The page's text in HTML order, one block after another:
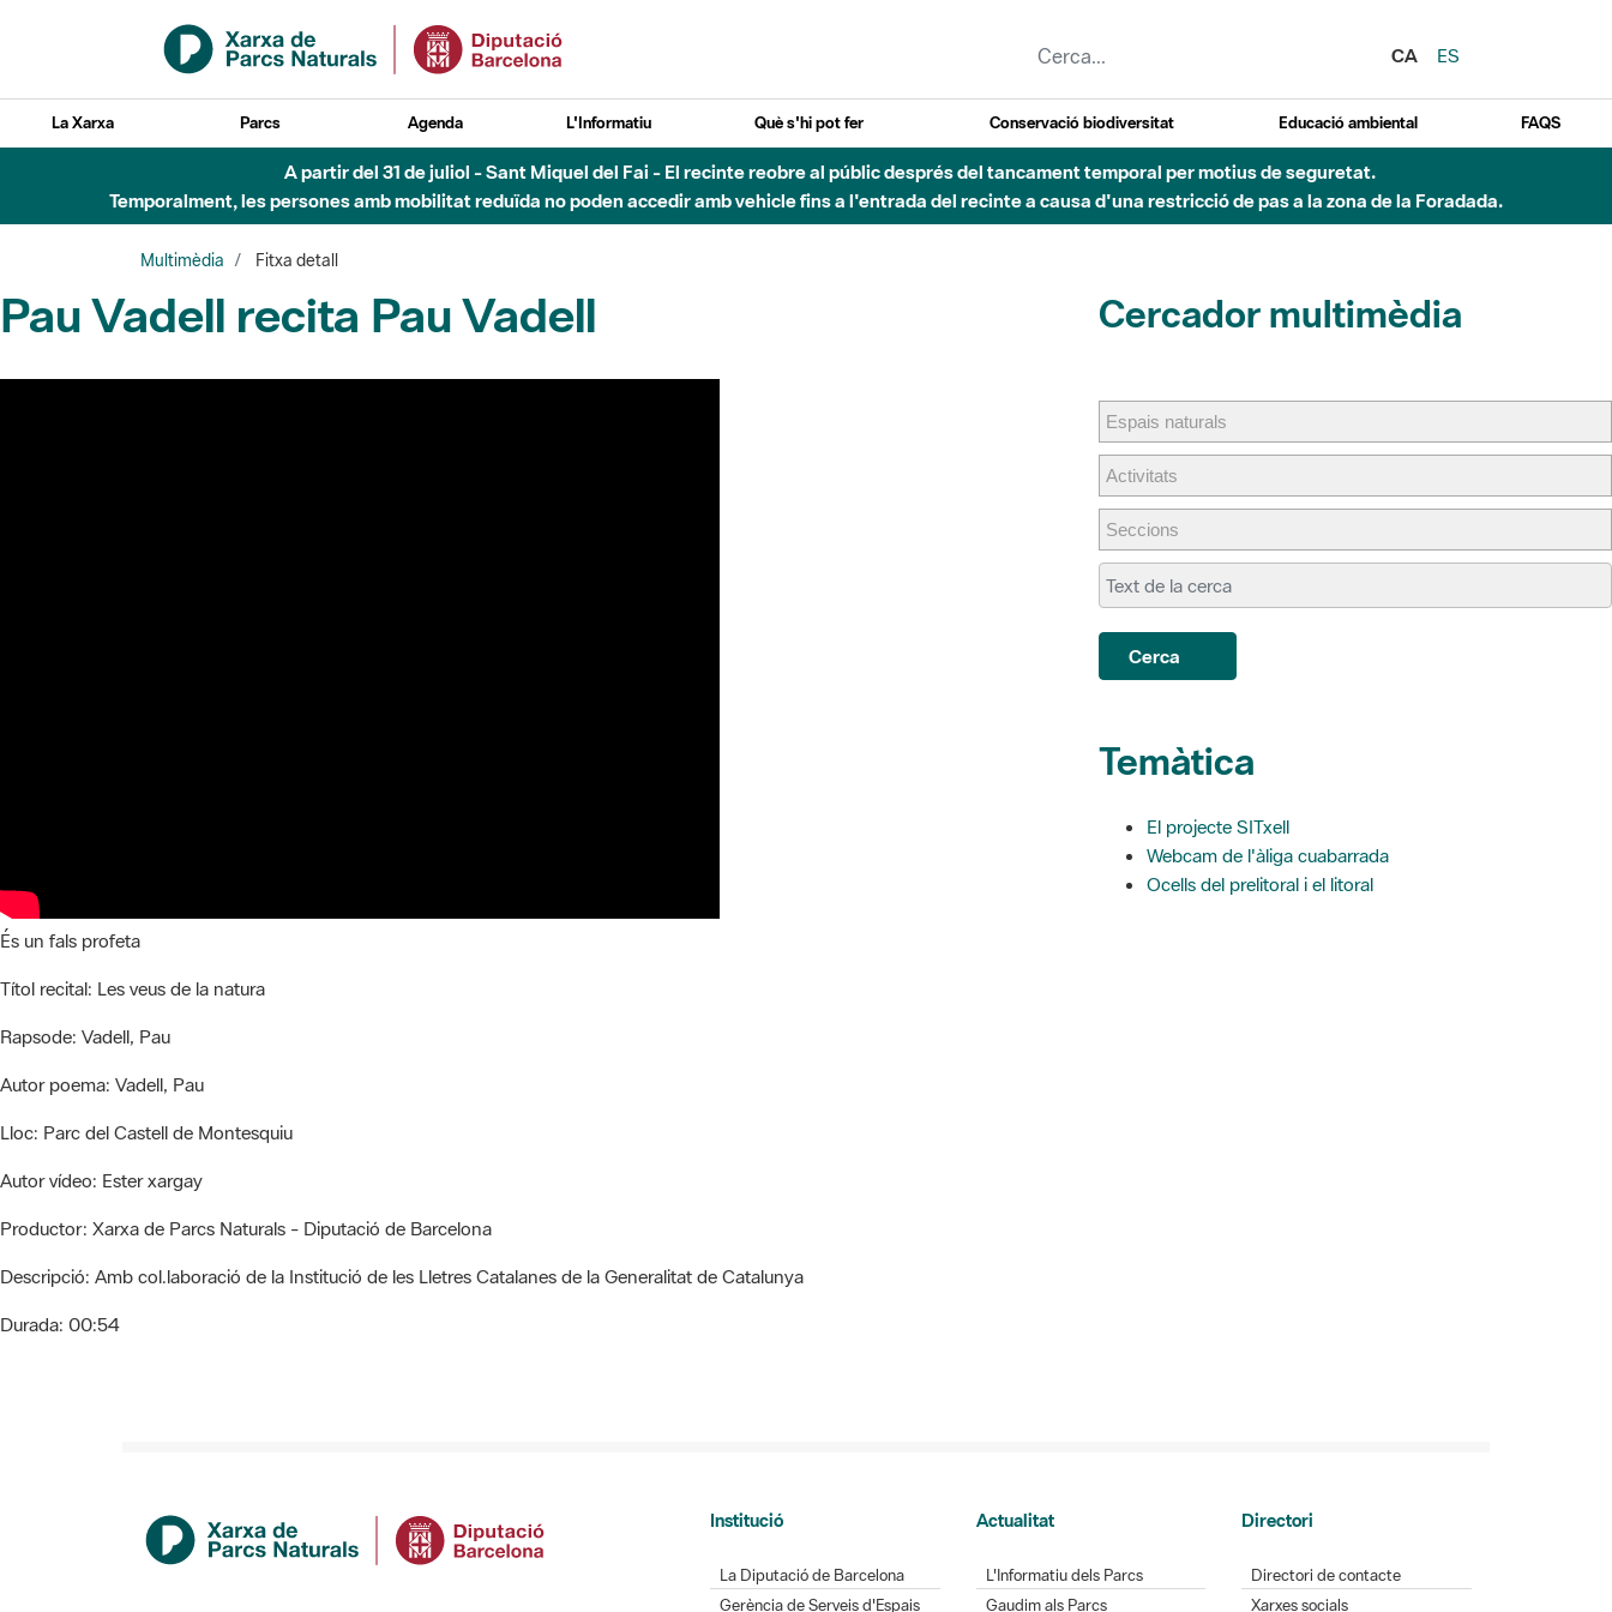
Salta al contingut principal
CA
ES
La Xarxa Parcs Agenda L'Informatiu Què s'hi pot fer Conservació biodiversitat Educació ambiental FAQS
A partir del 31 de juliol - Sant Miquel del Fai - El recinte reobre al públic després del tancament temporal per motius de seguretat.
Temporalment, les persones amb mobilitat reduïda no poden accedir amb vehicle fins a l'entrada del recinte a causa d'una restricció de pas a la zona de la Foradada.
Multimèdia Fitxa detall
Pau Vadell recita Pau Vadell
És un fals profeta
Títol recital: Les veus de la natura
Rapsode: Vadell, Pau
Autor poema: Vadell, Pau
Lloc: Parc del Castell de Montesquiu
Autor vídeo: Ester xargay
Productor: Xarxa de Parcs Naturals - Diputació de Barcelona
Descripció: Amb col.laboració de la Institució de les Lletres Catalanes de la Generalitat de Catalunya
Durada: 00:54
Cercador multimèdia
Cerca
Temàtica
El projecte SITxell
Webcam de l'àliga cuabarrada
Ocells del prelitoral i el litoral
Institució
La Diputació de Barcelona
Gerència de Serveis d'Espais
Actualitat
L'Informatiu dels Parcs
Gaudim als Parcs
Directori
Directori de contacte
Xarxes socials